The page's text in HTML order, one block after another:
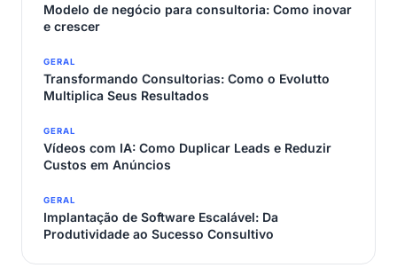
Modelo de negócio para consultoria: Como inovar
e crescer
GERAL
Transformando Consultorias: Como o Evolutto
Multiplica Seus Resultados
GERAL
Vídeos com IA: Como Duplicar Leads e Reduzir
Custos em Anúncios
GERAL
Implantação de Software Escalável: Da
Produtividade ao Sucesso Consultivo